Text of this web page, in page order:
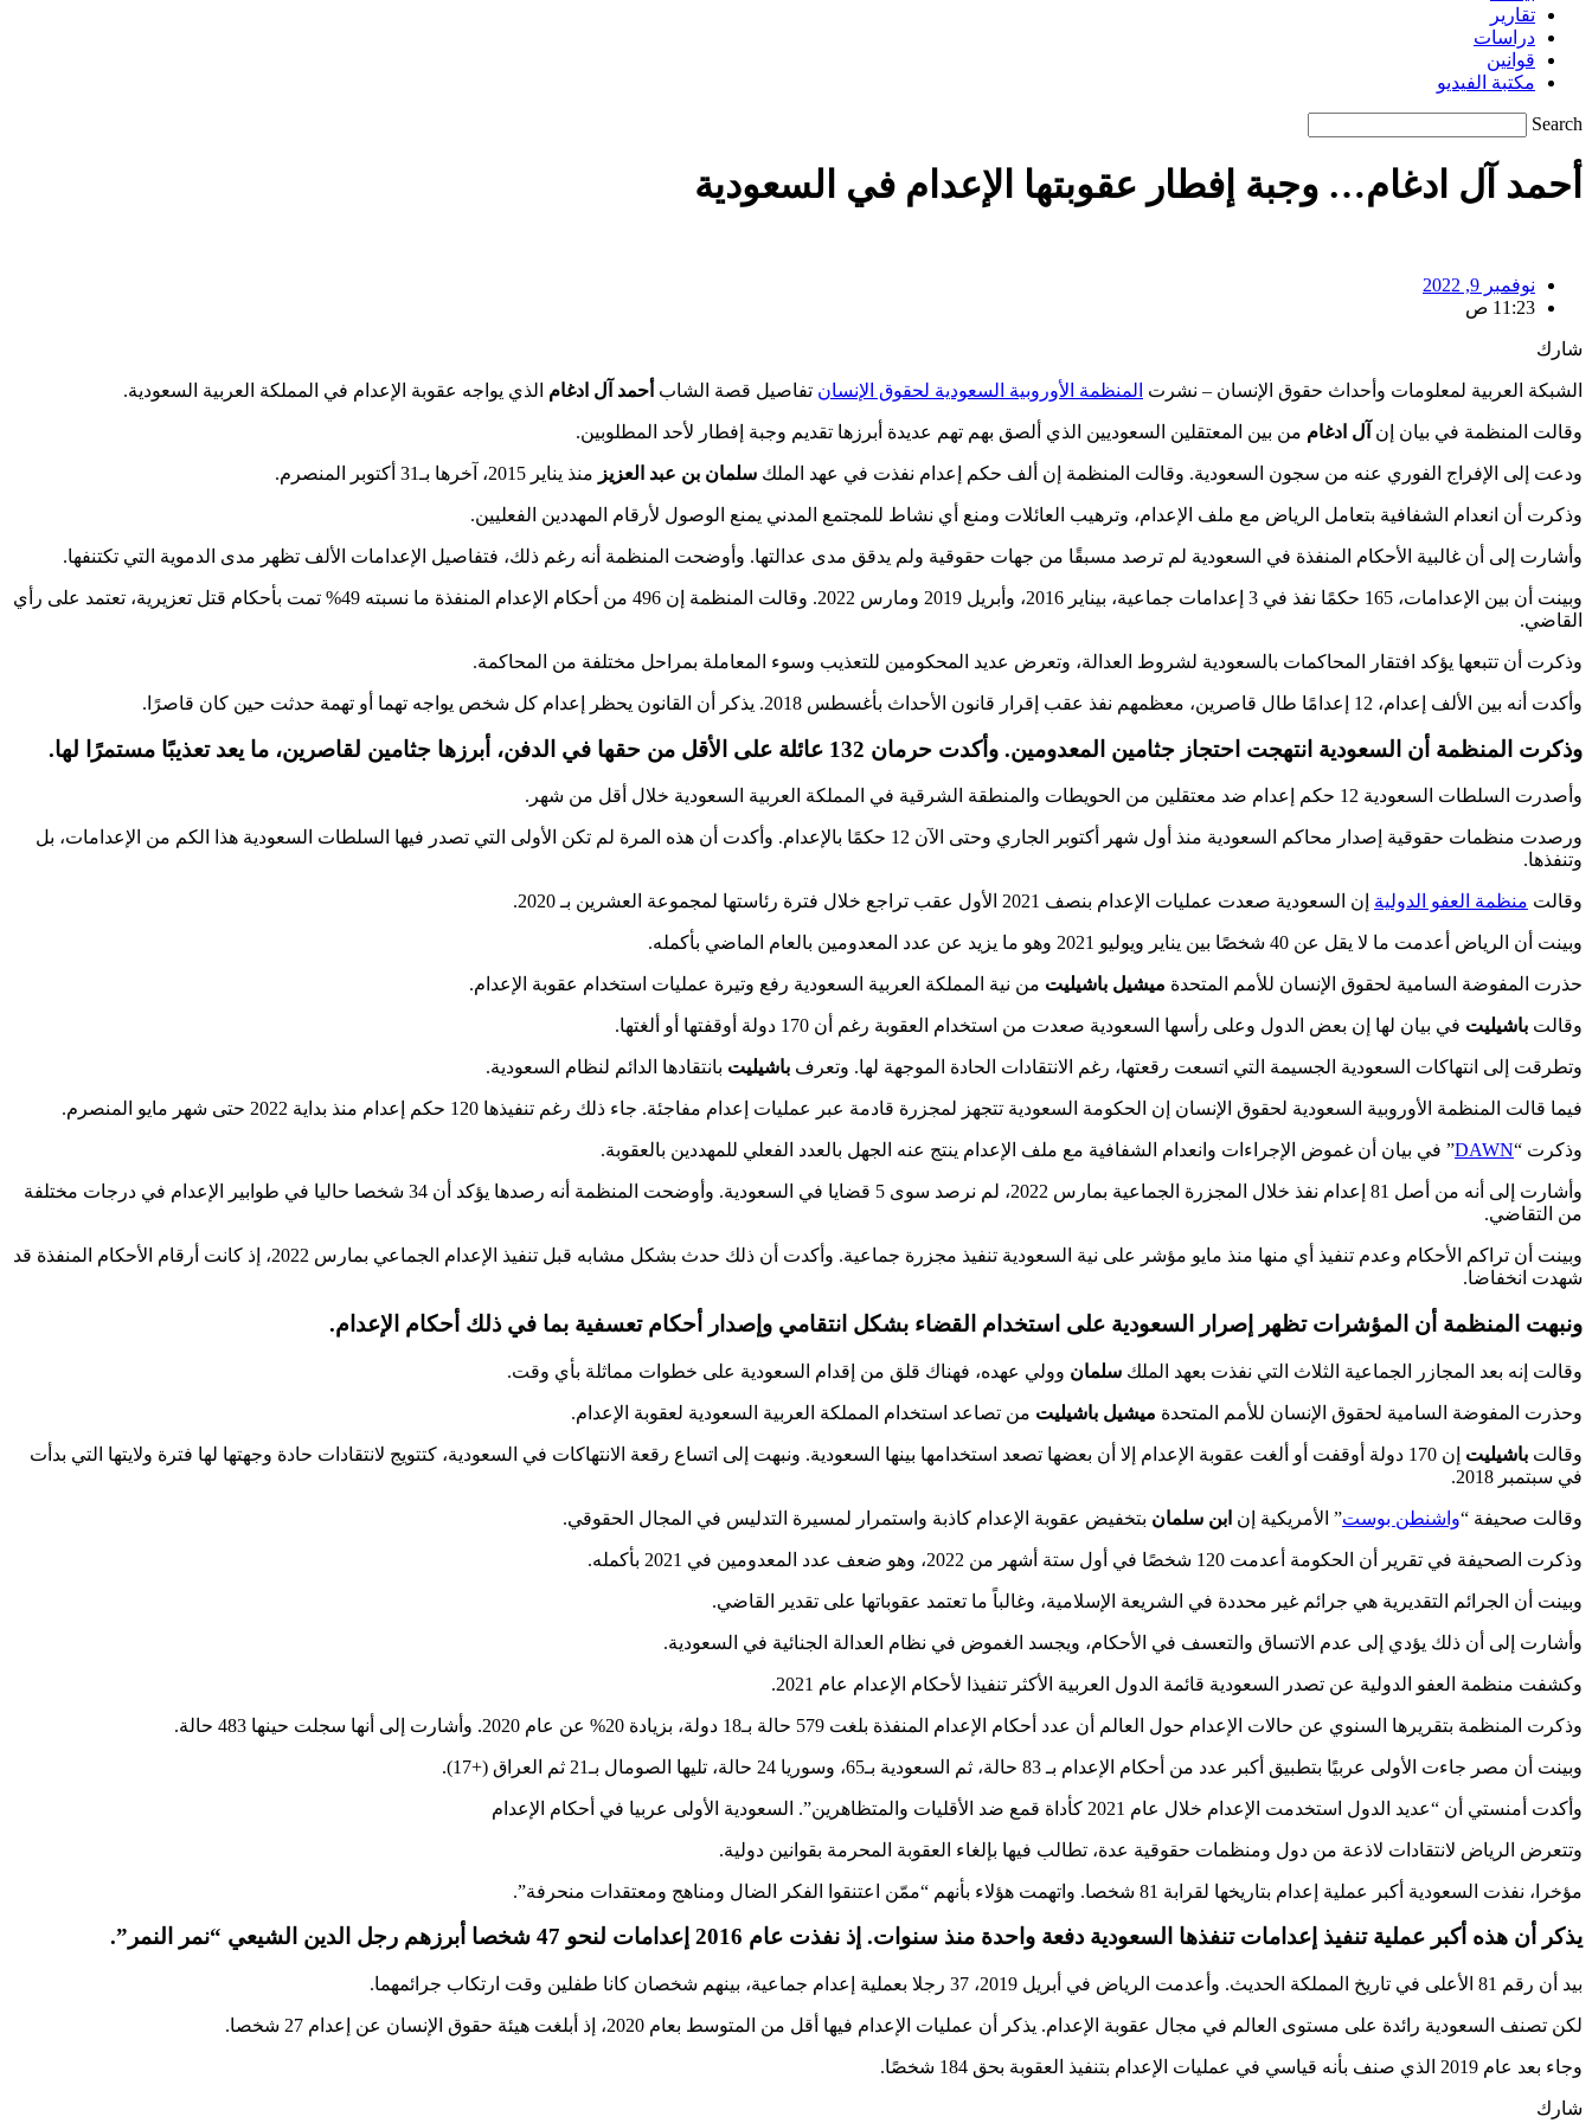
تقارير
دراسات
قوانين
مكتبة الفيديو
Search
أحمد آل ادغام… وجبة إفطار عقوبتها الإعدام في السعودية
نوفمبر 9, 2022
11:23 ص
شارك
الشبكة العربية لمعلومات وأحداث حقوق الإنسان – نشرت المنظمة الأوروبية السعودية لحقوق الإنسان تفاصيل قصة الشاب أحمد آل ادغام الذي يواجه عقوبة الإعدام في المملكة العربية السعودية.
وقالت المنظمة في بيان إن آل ادغام من بين المعتقلين السعوديين الذي ألصق بهم تهم عديدة أبرزها تقديم وجبة إفطار لأحد المطلوبين.
ودعت إلى الإفراج الفوري عنه من سجون السعودية. وقالت المنظمة إن ألف حكم إعدام نفذت في عهد الملك سلمان بن عبد العزيز منذ يناير 2015، آخرها بـ31 أكتوبر المنصرم.
وذكرت أن انعدام الشفافية بتعامل الرياض مع ملف الإعدام، وترهيب العائلات ومنع أي نشاط للمجتمع المدني يمنع الوصول لأرقام المهددين الفعليين.
وأشارت إلى أن غالبية الأحكام المنفذة في السعودية لم ترصد مسبقًا من جهات حقوقية ولم يدقق مدى عدالتها. وأوضحت المنظمة أنه رغم ذلك، فتفاصيل الإعدامات الألف تظهر مدى الدموية التي تكتنفها.
وبينت أن بين الإعدامات، 165 حكمًا نفذ في 3 إعدامات جماعية، بيناير 2016، وأبريل 2019 ومارس 2022. وقالت المنظمة إن 496 من أحكام الإعدام المنفذة ما نسبته 49% تمت بأحكام قتل تعزيرية، تعتمد على رأي
القاضي.
وذكرت أن تتبعها يؤكد افتقار المحاكمات بالسعودية لشروط العدالة، وتعرض عديد المحكومين للتعذيب وسوء المعاملة بمراحل مختلفة من المحاكمة.
وأكدت أنه بين الألف إعدام، 12 إعدامًا طال قاصرين، معظمهم نفذ عقب إقرار قانون الأحداث بأغسطس 2018. يذكر أن القانون يحظر إعدام كل شخص يواجه تهما أو تهمة حدثت حين كان قاصرًا.
وذكرت المنظمة أن السعودية انتهجت احتجاز جثامين المعدومين. وأكدت حرمان 132 عائلة على الأقل من حقها في الدفن، أبرزها جثامين لقاصرين، ما يعد تعذيبًا مستمرًا لها.
وأصدرت السلطات السعودية 12 حكم إعدام ضد معتقلين من الحويطات والمنطقة الشرقية في المملكة العربية السعودية خلال أقل من شهر.
ورصدت منظمات حقوقية إصدار محاكم السعودية منذ أول شهر أكتوبر الجاري وحتى الآن 12 حكمًا بالإعدام. وأكدت أن هذه المرة لم تكن الأولى التي تصدر فيها السلطات السعودية هذا الكم من الإعدامات، بل
وتنفذها.
وقالت منظمة العفو الدولية إن السعودية صعدت عمليات الإعدام بنصف 2021 الأول عقب تراجع خلال فترة رئاستها لمجموعة العشرين بـ 2020.
وبينت أن الرياض أعدمت ما لا يقل عن 40 شخصًا بين يناير ويوليو 2021 وهو ما يزيد عن عدد المعدومين بالعام الماضي بأكمله.
حذرت المفوضة السامية لحقوق الإنسان للأمم المتحدة ميشيل باشيليت من نية المملكة العربية السعودية رفع وتيرة عمليات استخدام عقوبة الإعدام.
وقالت باشيليت في بيان لها إن بعض الدول وعلى رأسها السعودية صعدت من استخدام العقوبة رغم أن 170 دولة أوقفتها أو ألغتها.
وتطرقت إلى انتهاكات السعودية الجسيمة التي اتسعت رقعتها، رغم الانتقادات الحادة الموجهة لها. وتعرف باشيليت بانتقادها الدائم لنظام السعودية.
فيما قالت المنظمة الأوروبية السعودية لحقوق الإنسان إن الحكومة السعودية تتجهز لمجزرة قادمة عبر عمليات إعدام مفاجئة. جاء ذلك رغم تنفيذها 120 حكم إعدام منذ بداية 2022 حتى شهر مايو المنصرم.
وذكرت “DAWN” في بيان أن غموض الإجراءات وانعدام الشفافية مع ملف الإعدام ينتج عنه الجهل بالعدد الفعلي للمهددين بالعقوبة.
وأشارت إلى أنه من أصل 81 إعدام نفذ خلال المجزرة الجماعية بمارس 2022، لم نرصد سوى 5 قضايا في السعودية. وأوضحت المنظمة أنه رصدها يؤكد أن 34 شخصا حاليا في طوابير الإعدام في درجات مختلفة
من التقاضي.
وبينت أن تراكم الأحكام وعدم تنفيذ أي منها منذ مايو مؤشر على نية السعودية تنفيذ مجزرة جماعية. وأكدت أن ذلك حدث بشكل مشابه قبل تنفيذ الإعدام الجماعي بمارس 2022، إذ كانت أرقام الأحكام المنفذة قد
شهدت انخفاضا.
ونبهت المنظمة أن المؤشرات تظهر إصرار السعودية على استخدام القضاء بشكل انتقامي وإصدار أحكام تعسفية بما في ذلك أحكام الإعدام.
وقالت إنه بعد المجازر الجماعية الثلاث التي نفذت بعهد الملك سلمان وولي عهده، فهناك قلق من إقدام السعودية على خطوات مماثلة بأي وقت.
وحذرت المفوضة السامية لحقوق الإنسان للأمم المتحدة ميشيل باشيليت من تصاعد استخدام المملكة العربية السعودية لعقوبة الإعدام.
وقالت باشيليت
إن 170 دولة أوقفت أو ألغت عقوبة الإعدام إلا أن بعضها تصعد استخدامها بينها السعودية. ونبهت إلى اتساع رقعة الانتهاكات في السعودية، كتتويج لانتقادات حادة وجهتها لها فترة ولايتها التي بدأت
في سبتمبر 2018.
وقالت صحيفة “واشنطن بوست” الأمريكية إن ابن سلمان بتخفيض عقوبة الإعدام كاذبة واستمرار لمسيرة التدليس في المجال الحقوقي.
وذكرت الصحيفة في تقرير أن الحكومة أعدمت 120 شخصًا في أول ستة أشهر من 2022، وهو ضعف عدد المعدومين في 2021 بأكمله.
وبينت أن الجرائم التقديرية هي جرائم غير محددة في الشريعة الإسلامية، وغالباً ما تعتمد عقوباتها على تقدير القاضي.
وأشارت إلى أن ذلك يؤدي إلى عدم الاتساق والتعسف في الأحكام، ويجسد الغموض في نظام العدالة الجنائية في السعودية.
وكشفت منظمة العفو الدولية عن تصدر السعودية قائمة الدول العربية الأكثر تنفيذا لأحكام الإعدام عام 2021.
وذكرت المنظمة بتقريرها السنوي عن حالات الإعدام حول العالم أن عدد أحكام الإعدام المنفذة بلغت 579 حالة بـ18 دولة، بزيادة 20% عن عام 2020. وأشارت إلى أنها سجلت حينها 483 حالة.
وبينت أن مصر جاءت الأولى عربيًا بتطبيق أكبر عدد من أحكام الإعدام بـ 83 حالة، ثم السعودية بـ65، وسوريا 24 حالة، تليها الصومال بـ21 ثم العراق (+17).
وأكدت أمنستي أن “عديد الدول استخدمت الإعدام خلال عام 2021 كأداة قمع ضد الأقليات والمتظاهرين”. السعودية الأولى عربيا في أحكام الإعدام
وتتعرض الرياض لانتقادات لاذعة من دول ومنظمات حقوقية عدة، تطالب فيها بإلغاء العقوبة المحرمة بقوانين دولية.
مؤخرا، نفذت السعودية أكبر عملية إعدام بتاريخها لقرابة 81 شخصا. واتهمت هؤلاء بأنهم “ممّن اعتنقوا الفكر الضال ومناهج ومعتقدات منحرفة”.
يذكر أن هذه أكبر عملية تنفيذ إعدامات تنفذها السعودية دفعة واحدة منذ سنوات. إذ نفذت عام 2016 إعدامات لنحو 47 شخصا أبرزهم رجل الدين الشيعي “ نمر النمر ”.
بيد أن رقم 81 الأعلى في تاريخ المملكة الحديث. وأعدمت الرياض في أبريل 2019، 37 رجلا بعملية إعدام جماعية، بينهم شخصان كانا طفلين وقت ارتكاب جرائمهما.
لكن تصنف السعودية رائدة على مستوى العالم في مجال عقوبة الإعدام. يذكر أن عمليات الإعدام فيها أقل من المتوسط بعام 2020، إذ أبلغت هيئة حقوق الإنسان عن إعدام 27 شخصا.
وجاء بعد عام 2019 الذي صنف بأنه قياسي في عمليات الإعدام بتنفيذ العقوبة بحق 184 شخصًا.
شارك